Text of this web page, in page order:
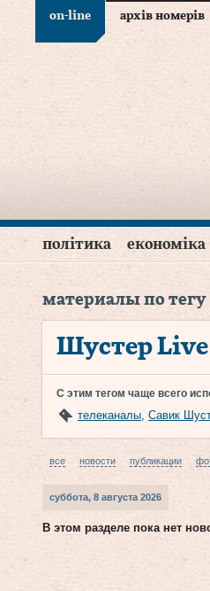
on-line архів номерів
політика економіка
материалы по тегу
Шустер Live
С этим тегом чаще всего
телеканалы, Савик
все новости публикации
суббота, 8 августа 2026
В этом разделе пока нет